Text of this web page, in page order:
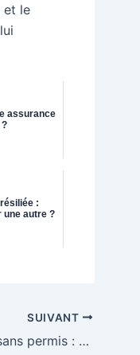
et le
assurance
?
:
une autre ?
SUIVANT
Assurance Voiture sans permis : quelle offre choisir ?